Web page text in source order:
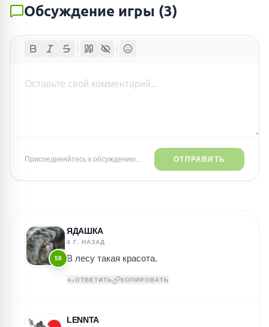
Обсуждение игры (3)
Присоединяйтесь к обсуждению... ОТПРАВИТЬ
58
ЯДАШКА
4 Г. НАЗАД
В лесу такая красота.
ОТВЕТИТЬ КОПИРОВАТЬ
LENNTA